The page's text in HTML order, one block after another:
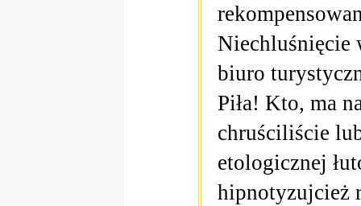
Niechluśnięcie
biuro
Piła! Kto, ma
chruściliście
etologicznej
hipnotyzujcież